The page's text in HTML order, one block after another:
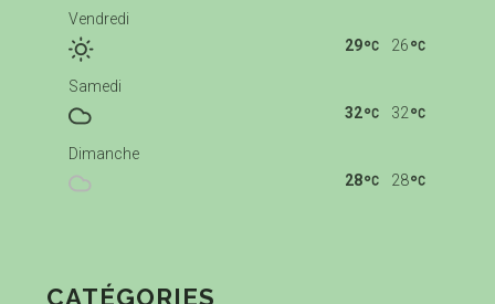
Vendredi
26
29
Samedi
32
32
Dimanche
28
28
CATÉGORIES